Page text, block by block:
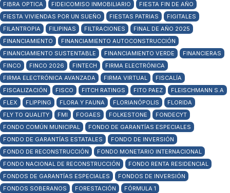
FIBRA OPTICA
FIDEICOMISO INMOBILIARIO
FIESTA FIN DE AÑO
FIESTA VIVIENDAS POR UN SUEÑO
FIESTAS PATRIAS
FIGITALES
FILANTROPIA
FILIPINAS FILTRACIONES
FINAL DE AÑO 2025
FINANCIAMIENTO
FINANCIAMIENTO AUTOCONSTRUCCIÓN
FINANCIAMIENTO SUSTENTABLE
FINANCIAMIENTO VERDE
FINANCIERAS
FINCO
FINCO 2026 FINTECH
FIRMA ELECTRÓNICA
FIRMA ELECTRÓNICA AVANZADA
FIRMA VIRTUAL
FISCALÍA
FISCALIZACIÓN
FISCO FITCH RATINGS FITO PAEZ
FLEISCHMANN S.A
FLEX
FLIPPING FLORA Y FAUNA FLORIANÓPOLIS
FLORIDA
FLY TO QUALITY
FMI FOGAES FOLKESTONE
FONDECYT
FONDO COMÚN MUNICIPAL
FONDO DE GARANTÍAS ESPECIALES
FONDO DE GARANTÍAS ESTATALES
FONDO DE INVERSIÓN
FONDO DE RECONSTRUCCIÓN
FONDO MONETARIO INTERNACIONAL
FONDO NACIONAL DE RECONSTRUCCIÓN
FONDO RENTA RESIDENCIAL
FONDOS DE GARANTÍAS ESPECIALES
FONDOS DE INVERSIÓN
FONDOS SOBERANOS
FORESTACIÓN
FÓRMULA 1